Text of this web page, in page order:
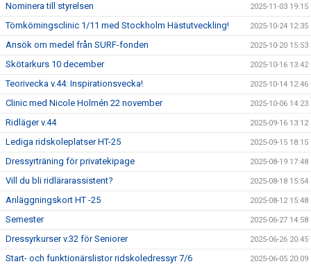
Nominera till styrelsen 2025-11-03 19:15
Tömkörningsclinic 1/11 med Stockholm Hästutveckling! 2025-10-24 12:35
Ansök om medel från SURF-fonden 2025-10-20 15:53
Skötarkurs 10 december 2025-10-16 13:42
Teorivecka v.44: Inspirationsvecka! 2025-10-14 12:46
Clinic med Nicole Holmén 22 november 2025-10-06 14:23
Ridläger v.44 2025-09-16 13:12
Lediga ridskoleplatser HT-25 2025-09-15 18:15
Dressyrträning för privatekipage 2025-08-19 17:48
Vill du bli ridlärarassistent? 2025-08-18 15:54
Anläggningskort HT -25 2025-08-12 15:48
Semester 2025-06-27 14:58
Dressyrkurser v.32 för Seniorer 2025-06-26 20:45
Start- och funktionärslistor ridskoledressyr 7/6 2025-06-05 20:09